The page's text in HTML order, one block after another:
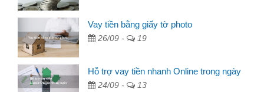
Vay tiền bằng giấy tờ photo
26/09 - 19
Hỗ trợ vay tiền nhanh Online trong ngày
24/09 - 13